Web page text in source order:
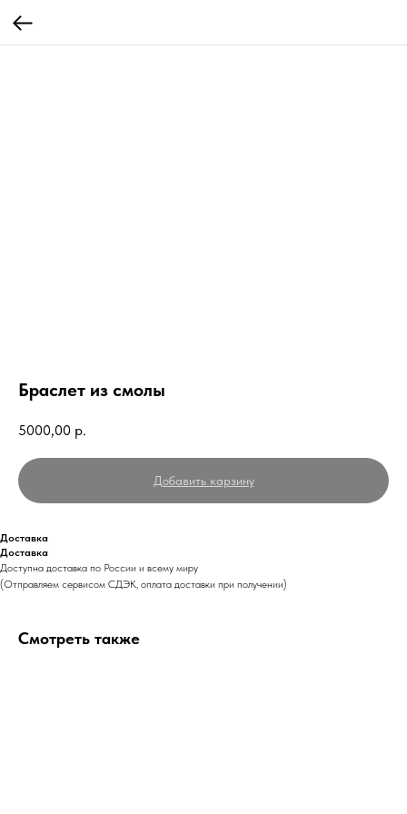
Браслет из смолы
5000,00 р.
Добавить карзину
Доставка
Доставка
Доступна доставка по России и всему миру
(Отправляем сервисом СДЭК, оплата доставки при получении)
Смотреть также